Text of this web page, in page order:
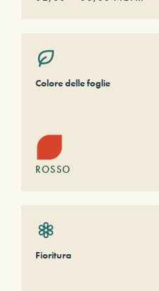
Colore delle foglie
ROSSO
Fioritura